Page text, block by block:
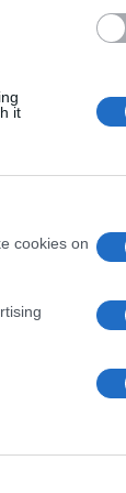
it
cookies on
2000 /2000